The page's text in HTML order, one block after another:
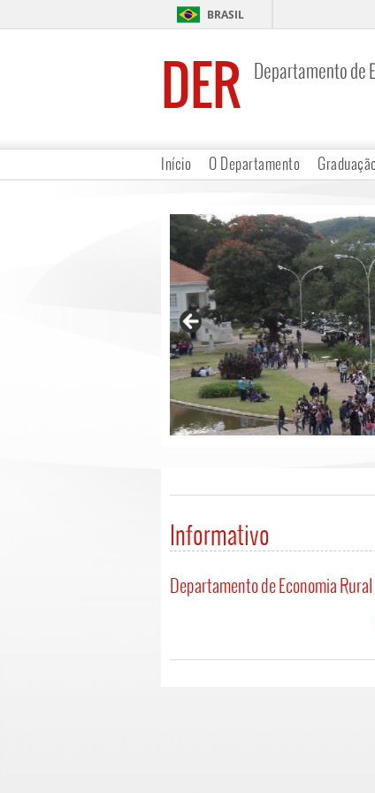
BRASIL
DER Departamento de
Início O Departamento
Informativo
Departamento de Economia